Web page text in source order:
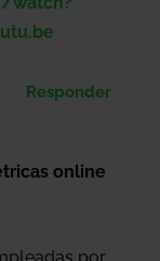
Responder
online